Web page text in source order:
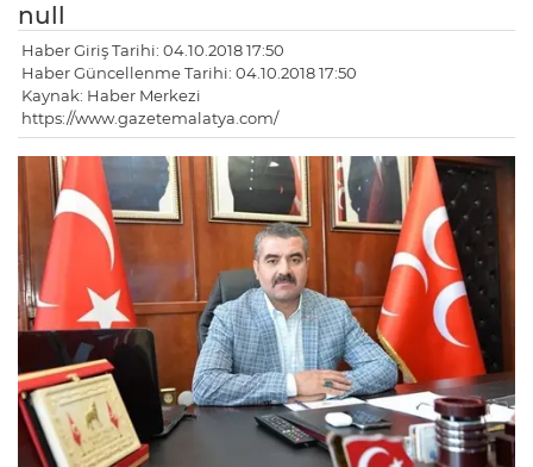
null
Haber Giriş Tarihi: 04.10.2018 17:50
Haber Güncellenme Tarihi: 04.10.2018 17:50
Kaynak: Haber Merkezi
https://www.gazetemalatya.com/